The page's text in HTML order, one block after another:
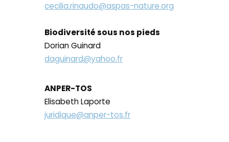
cecilia.rinaudo@aspas-nature.org
Biodiversité sous nos pieds
Dorian Guinard
daguinard@yahoo.fr
ANPER-TOS
Elisabeth Laporte
juridique@anper-tos.fr